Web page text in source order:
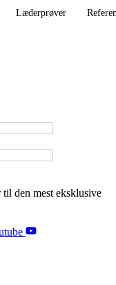
Læderprøver
den mest eksklusive